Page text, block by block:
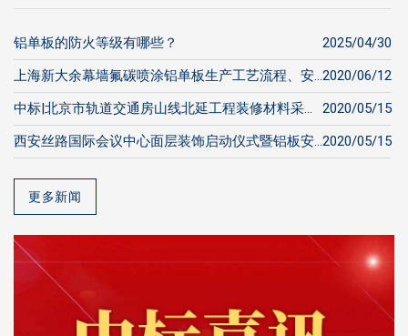
铝单板的防火等级有哪些？
2025/04/30
上海新大余幕墙氟碳喷涂铝单板生产工艺流程、安...2020/06/12
中标|北京市轨道交通房山线北延工程装修材料采...
2020/05/15
西安丝路国际会议中心面层装饰启动仪式暨铝板安...2020/05/15
更多新闻